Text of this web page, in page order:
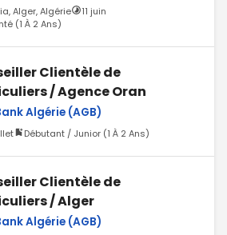
Alger, Algérie
11 juin
(1 À 2 Ans)
Clientèle de
/ Agence Oran
Algérie (AGB)
Débutant / Junior (1 À 2 Ans)
Clientèle de
/ Alger
Algérie (AGB)